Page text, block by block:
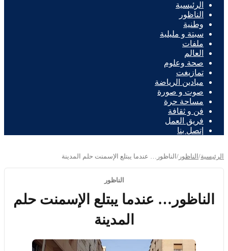
الرئيسية
الناظور
وطنية
سبتة و مليلية
ملفات
العالم
صحة وعلوم
تمازيغت
ميادين الرياضة
صوت و صورة
مساحة حرة
فن و ثقافة
فريق العمل
إتصل بنا
الرئيسية/ الناظور / الناظور… عندما يبتلع الإسمنت حلم المدينة
الناظور
الناظور… عندما يبتلع الإسمنت حلم
المدينة